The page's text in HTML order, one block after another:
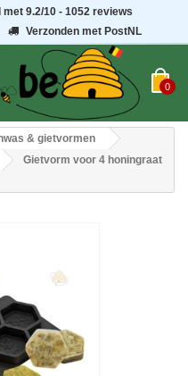
met9.2/10 - 1052 reviews
Verzonden met PostNL
0
& gietvormen
Gietvorm voor 4 honingraat